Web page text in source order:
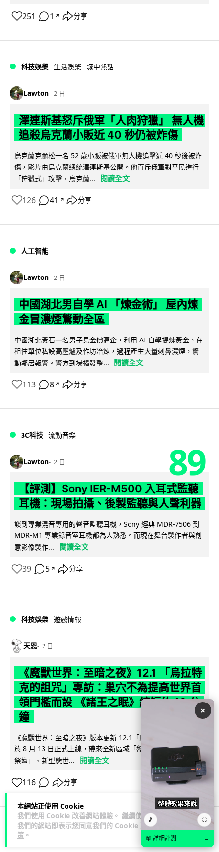
本網站正使用 Cookie
我們使用 Cookie 改善網站體驗。 繼續使用
我們的網站即表示您同意我們的 Cookie 政
策 。
251 1 ↗ 分享
科技娛樂 生活娛樂 城中熱話
Lawton 2 日
澤連斯基怒斥俄軍「人肉狩獵」 無人機
追殺烏克蘭小販近 40 秒仍被炸傷
烏克蘭克爾松一名 52 歲小販被俄軍無人機追擊近 40 秒後被炸
傷，影片由烏克蘭總統澤連斯基公開。他直斥俄軍對平民進行
「狩獵式」攻擊，烏克蘭...
閱讀全文
126 41 ↗ 分享
人工智能
Lawton 2 日
中國湖北男自學 AI 「煉金術」 屋內煉
金冒濃煙驚動全區
中國湖北黃石一名男子見金價高企，利用 AI 自學提煉黃金，在
租住單位私設高壓爐及作坊冶煉，過程產生大量刺鼻濃煙，驚
動鄰居報警。警方到場揭發整...
閱讀全文
113 8 ↗ 分享
3C科技 流動音樂
Lawton 2 日 89
【評測】Sony IER-M500 入耳式監聽
耳機：現場拍攝、後製監聽與人聲利器
談到專業混音專用的聲音監聽耳機，Sony 經典 MDR-7506 到
MDR-M1 專業錄音室耳機都為人熟悉。而現在舞台製作者與創
意影像製作...
閱讀全文
39 5 ↗ 分享
科技娛樂 遊戲情報
天恩 2 日
《魔獸世界：至暗之夜》12.1 「烏拉特
克的詛咒」專訪：巢穴不為提高世界首
領門檻而設 《諸王之眠》縮短約 10 分
鐘
《魔獸世界：至暗之夜》版本更新 12.1「烏拉特克的詛咒」將
於 8 月 13 日正式上線，帶來全新區域「盤蛇島」、地城「毒牙
祭壇」、新型態世...
閱讀全文
116 分享
科技娛樂
×
🎵 ⛶
📖 詳細評測 →